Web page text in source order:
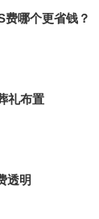
哪个更省钱？
礼布置
透明